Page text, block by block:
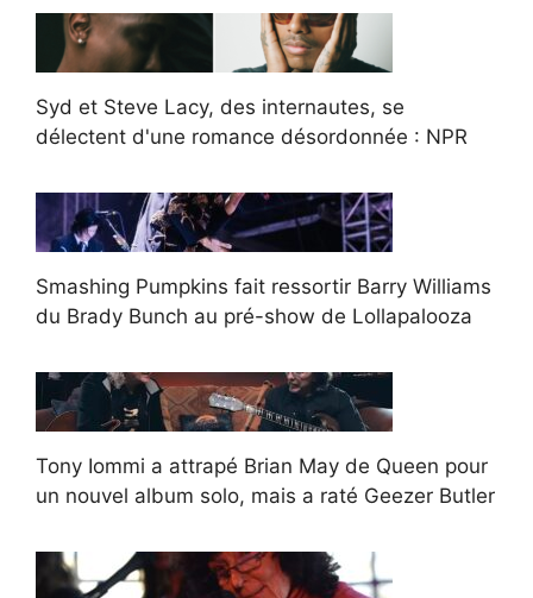
Syd et Steve Lacy, des internautes, se
délectent d'une romance désordonnée : NPR
Smashing Pumpkins fait ressortir Barry Williams
du Brady Bunch au pré-show de Lollapalooza
Tony Iommi a attrapé Brian May de Queen pour
un nouvel album solo, mais a raté Geezer Butler